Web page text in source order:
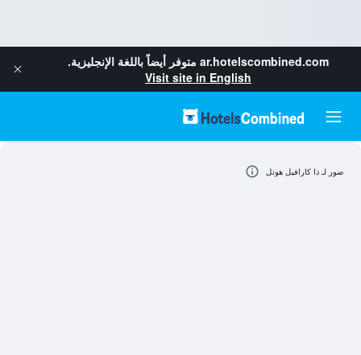
ar.hotelscombined.com متوفر أيضاً باللغة الإنجليزية.
Visit site in English
صور لـ ذا كارافيل هوتل